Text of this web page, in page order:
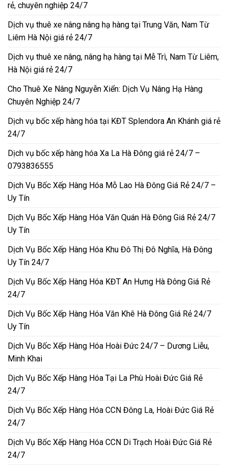
rẻ, chuyên nghiệp 24/7
Dịch vụ thuê xe nâng nâng hạ hàng tại Trung Văn, Nam Từ
Liêm Hà Nội giá rẻ 24/7
Dịch vụ thuê xe nâng, nâng hạ hàng tại Mễ Trì, Nam Từ Liêm,
Hà Nội giá rẻ 24/7
Cho Thuê Xe Nâng Nguyễn Xiển: Dịch Vụ Nâng Hạ Hàng
Chuyên Nghiệp 24/7
Dịch vụ bốc xếp hàng hóa tại KĐT Splendora An Khánh giá rẻ
24/7
Dịch vụ bốc xếp hàng hóa Xa La Hà Đông giá rẻ 24/7 –
0793836555
Dịch Vụ Bốc Xếp Hàng Hóa Mỗ Lao Hà Đông Giá Rẻ 24/7 –
Uy Tín
Dịch Vụ Bốc Xếp Hàng Hóa Văn Quán Hà Đông Giá Rẻ 24/7
Uy Tín
Dịch Vụ Bốc Xếp Hàng Hóa Khu Đô Thị Đô Nghĩa, Hà Đông
Uy Tín 24/7
Dịch Vụ Bốc Xếp Hàng Hóa KĐT An Hưng Hà Đông Giá Rẻ
24/7
Dịch Vụ Bốc Xếp Hàng Hóa Văn Khê Hà Đông Giá Rẻ 24/7
Uy Tín
Dịch Vụ Bốc Xếp Hàng Hóa Hoài Đức 24/7 – Dương Liễu,
Minh Khai
Dịch Vụ Bốc Xếp Hàng Hóa Tại La Phù Hoài Đức Giá Rẻ
24/7
Dịch Vụ Bốc Xếp Hàng Hóa CCN Đông La, Hoài Đức Giá Rẻ
24/7
Dịch Vụ Bốc Xếp Hàng Hóa CCN Di Trạch Hoài Đức Giá Rẻ
24/7